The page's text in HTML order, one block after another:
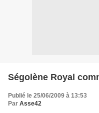
Ségolène Royal
Publié le 25/06/2009 à 13:53
Par Asse42